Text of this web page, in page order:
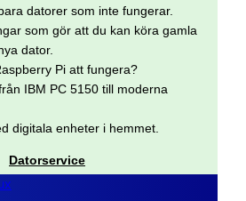
datorer som inte fungerar.
som gör att du kan köra gamla
dator.
Pi att fungera?
IBM PC 5150 till moderna
digitala enheter i hemmet.
Datorservice